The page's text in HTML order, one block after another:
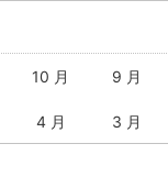
10 月 9 月
4 月 3 月